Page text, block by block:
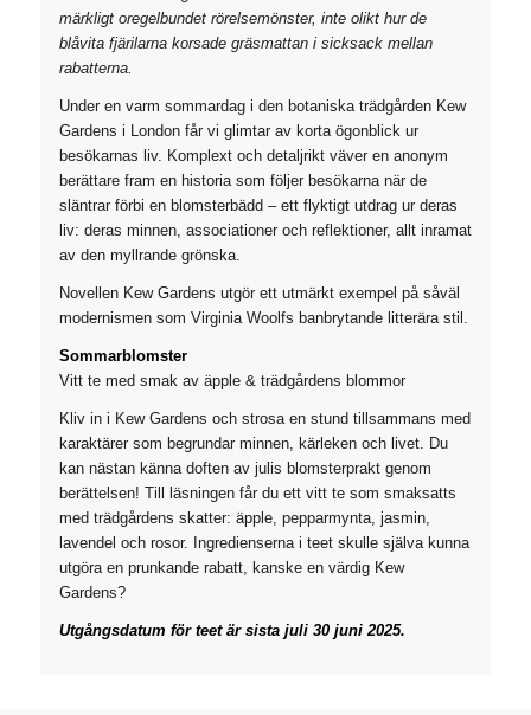
märkligt oregelbundet rörelsemönster, inte olikt hur de
blåvita fjärilarna korsade gräsmattan i sicksack mellan
rabatterna.
Under en varm sommardag i den botaniska trädgården Kew
Gardens i London får vi glimtar av korta ögonblick ur
besökarnas liv. Komplext och detaljrikt väver en anonym
berättare fram en historia som följer besökarna när de
släntrar förbi en blomsterbädd – ett flyktigt utdrag ur deras
liv: deras minnen, associationer och reflektioner, allt inramat
av den myllrande grönska.
Novellen Kew Gardens utgör ett utmärkt exempel på såväl
modernismen som Virginia Woolfs banbrytande litterära stil.
Sommarblomster
Vitt te med smak av äpple & trädgårdens blommor
Kliv in i Kew Gardens och strosa en stund tillsammans med
karaktärer som begrundar minnen, kärleken och livet. Du
kan nästan känna doften av julis blomsterprakt genom
berättelsen! Till läsningen får du ett vitt te som smaksatts
med trädgårdens skatter: äpple, pepparmynta, jasmin,
lavendel och rosor. Ingredienserna i teet skulle själva kunna
utgöra en prunkande rabatt, kanske en värdig Kew
Gardens?
Utgångsdatum för teet är sista juli 30 juni 2025.